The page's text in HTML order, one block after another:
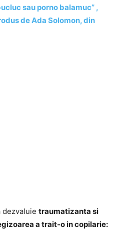
sau porno balamuc” ,
de Ada Solomon, din
dezvaluie traumatizanta si
a trait-o in copilarie: